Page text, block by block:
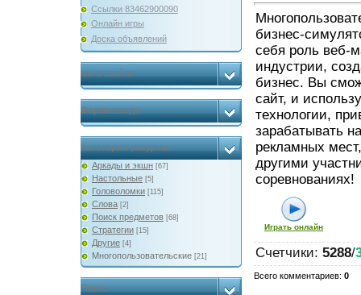
Ссылки 83462900090
Онлайн игры
Доска объявлений
мы в скайпе
Форма входа
Категории раздела
Аркады и экшн [67]
Настольные [5]
Головоломки [115]
Слова [2]
Поиск предметов [68]
Стратегии [15]
Другие [4]
Многопользовательские [21]
Поиск
бизнес-
себя роль веб-
индустрии,
бизнес. Вы
сайт, и
технологии,
зарабатывать
рекламных
другими
соревнованиях!
Играть онлайн
Счетчики: 5288/
Всего комментариев: 0